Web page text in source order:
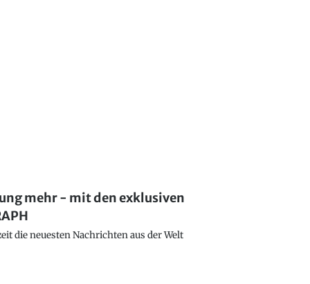
mehr - mit den exklusiven
die neuesten Nachrichten aus der Welt